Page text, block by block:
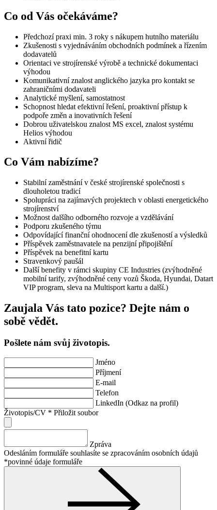
Co od Vás očekáváme?
Předchozí praxi min. 3 roky s nákupem hutního materiálu
Zkušenosti s vyjednáváním obchodních podmínek a řízením
dodavatelů
Orientaci ve strojírenské výrobě a technické dokumentaci
výhodou
Komunikativní znalost anglického jazyka pro kontakt se
zahraničními dodavateli
Analytické myšlení, samostatnost
Schopnost hledat efektivní řešení, proaktivní přístup k
podpoře změn a inovativních řešení
Dobrou uživatelskou znalost MS excel, znalost systému
Helios výhodou
Aktivní řidič
Co Vám nabízíme?
Stabilní zaměstnání v české strojírenské společnosti s
dlouholetou tradicí
Spolupráci na zajímavých projektech v oblasti energetického
strojírenství
Možnost dalšího odborného rozvoje a vzdělávání
Podporu zkušeného týmu
Odpovídající finanční ohodnocení dle zkušeností a výsledků
Příspěvek zaměstnavatele na penzijní připojištění
Příspěvek na benefitní kartu
Stravenkový paušál
Další benefity v rámci skupiny CE Industries (zvýhodněné
mobilní tarify, zvýhodněné ceny vozů Škoda, Hyundai, Datart
VIP program, sleva na Multisport kartu a další.)
Zaujala Vás tato pozice? Dejte nám o
sobě vědět.
Pošlete nám svůj životopis.
Jméno
Příjmení
E-mail
Telefon
LinkedIn (Odkaz na profil)
Životopis/CV * Přiložit soubor
Zpráva
Odesláním formuláře souhlasíte se zpracováním osobních údajů
*povinné údaje formuláře